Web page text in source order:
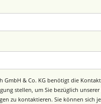
GmbH & Co. KG benötigt die
stellen, um Sie bezüglich
zu kontaktieren. Sie können sich